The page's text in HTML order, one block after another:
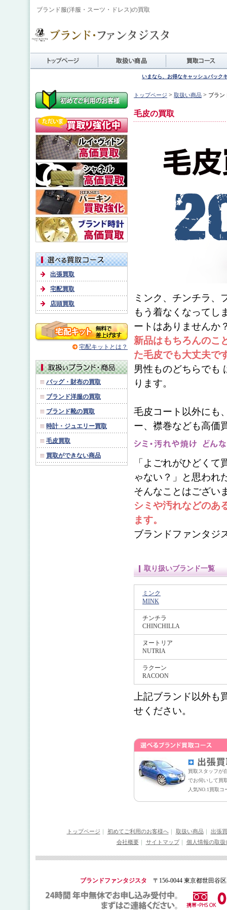
ブランド服(洋服・スーツ・ドレス)の買取
いまなら、お得なキャッシュバッ
トップページ > 取扱い商品 > ブラン
毛皮の買取
ミンク、チンチラ、
もう着なくなってし
ートはありませんか
新品はもちろんのこ
た毛皮でも大丈夫で
男性ものどちらでも
ります。
毛皮コート以外にも
ー、襟巻なども高価
「よごれがひどく
ゃない？」と思われ
そんなことはござい
シミや汚れなどのあ
ます。
ブランドファンタジ
取り扱いブランド一覧
ミンク
MINK
チンチラ
CHINCHILLA
ヌートリア
NUTRIA
ラクーン
RACOON
上記ブランド以外
せください。
買取スタッフが
でお伺いして買
人気NO.1買取コ
出張買取
宅配買取
店頭買取
宅配キットとは？
バッグ・財布の買取
ブランド洋服の買取
ブランド靴の買取
時計・ジュエリー買取
毛皮買取
買取ができない商品
トップページ 初めてご利用のお客様へ｜ 取扱い商品｜
出張
会社概要｜ サイトマップ｜ 個人情報の取扱
ブランドファンタジスタ 〒156-0044 東京都世田谷